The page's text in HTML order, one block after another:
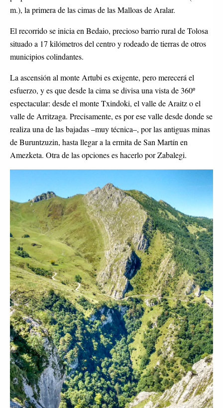
m.), la primera de las cimas de las Malloas de Aralar.
El recorrido se inicia en Bedaio, precioso barrio rural de Tolosa
situado a 17 kilómetros del centro y rodeado de tierras de otros
municipios colindantes.
La ascensión al monte Artubi es exigente, pero merecerá el
esfuerzo, y es que desde la cima se divisa una vista de 360º
espectacular: desde el monte Txindoki, el valle de Araitz o el
valle de Arritzaga. Precisamente, es por ese valle desde donde se
realiza una de las bajadas –muy técnica–, por las antiguas minas
de Buruntzuzin, hasta llegar a la ermita de San Martín en
Amezketa. Otra de las opciones es hacerlo por Zabalegi.